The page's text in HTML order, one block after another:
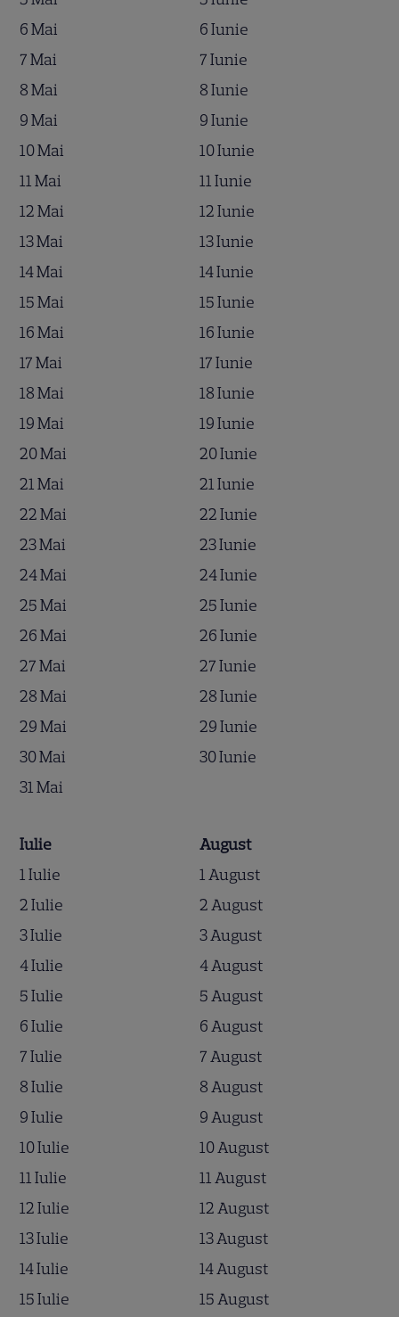
6 Mai
7 Mai
8 Mai
9 Mai
10 Mai
11 Mai
12 Mai
13 Mai
14 Mai
15 Mai
16 Mai
17 Mai
18 Mai
19 Mai
20 Mai
21 Mai
22 Mai
23 Mai
24 Mai
25 Mai
26 Mai
27 Mai
28 Mai
29 Mai
30 Mai
31 Mai
6 Iunie
7 Iunie
8 Iunie
9 Iunie
10 Iunie
11 Iunie
12 Iunie
13 Iunie
14 Iunie
15 Iunie
16 Iunie
17 Iunie
18 Iunie
19 Iunie
20 Iunie
21 Iunie
22 Iunie
23 Iunie
24 Iunie
25 Iunie
26 Iunie
27 Iunie
28 Iunie
29 Iunie
30 Iunie
Iulie
1 Iulie
2 Iulie
3 Iulie
4 Iulie
5 Iulie
6 Iulie
7 Iulie
8 Iulie
9 Iulie
10 Iulie
11 Iulie
12 Iulie
13 Iulie
14 Iulie
15 Iulie
August
1 August
2 August
3 August
4 August
5 August
6 August
7 August
8 August
9 August
10 August
11 August
12 August
13 August
14 August
15 August